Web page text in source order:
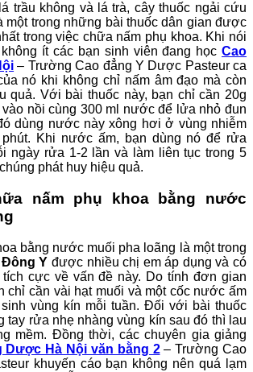
trầu không và lá trà, cây thuốc ngải cứu
một trong những bài thuốc dân gian được
trong việc chữa nấm phụ khoa. Khi nói
ít các bạn sinh viên đang học Cao
– Trường Cao đẳng Y Dược Pasteur ca
nó khi không chỉ nấm âm đạo mà còn
quả. Với bài thuốc này, bạn chỉ cần 20g
nồi cùng 300 ml nước để lửa nhỏ đun
dùng nước này xông hơi ở vùng nhiễm
Khi nước ấm, bạn dùng nó để rửa
ngày rửa 1-2 lần và làm liên tục trong 5
phát huy hiệu quả.
nấm phụ khoa bằng nước
bằng nước muối pha loãng là một trong
Đông Y được nhiều chị em áp dụng và có
cực về vấn đề này. Do tính đơn gian
chỉ cần vài hạt muối và một cốc nước ấm
vùng kín mỗi tuần. Đối với bài thuốc
tay rửa nhẹ nhàng vùng kín sau đó thì lau
mềm. Đồng thời, các chuyên gia giảng
Dược Hà Nội văn bằng 2– Trường Cao
khuyến cáo bạn không nên quá lạm